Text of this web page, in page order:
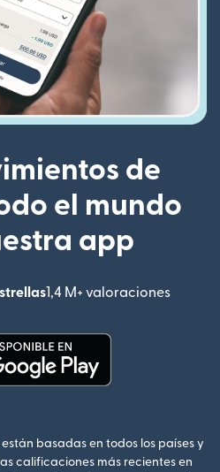
de
el mundo
app
1,4 M+ valoraciones
(se
basadas en todos los países y
calificaciones más recientes en